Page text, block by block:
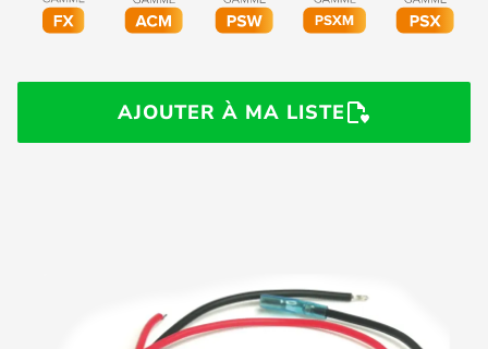
AJOUTER À MA LISTE